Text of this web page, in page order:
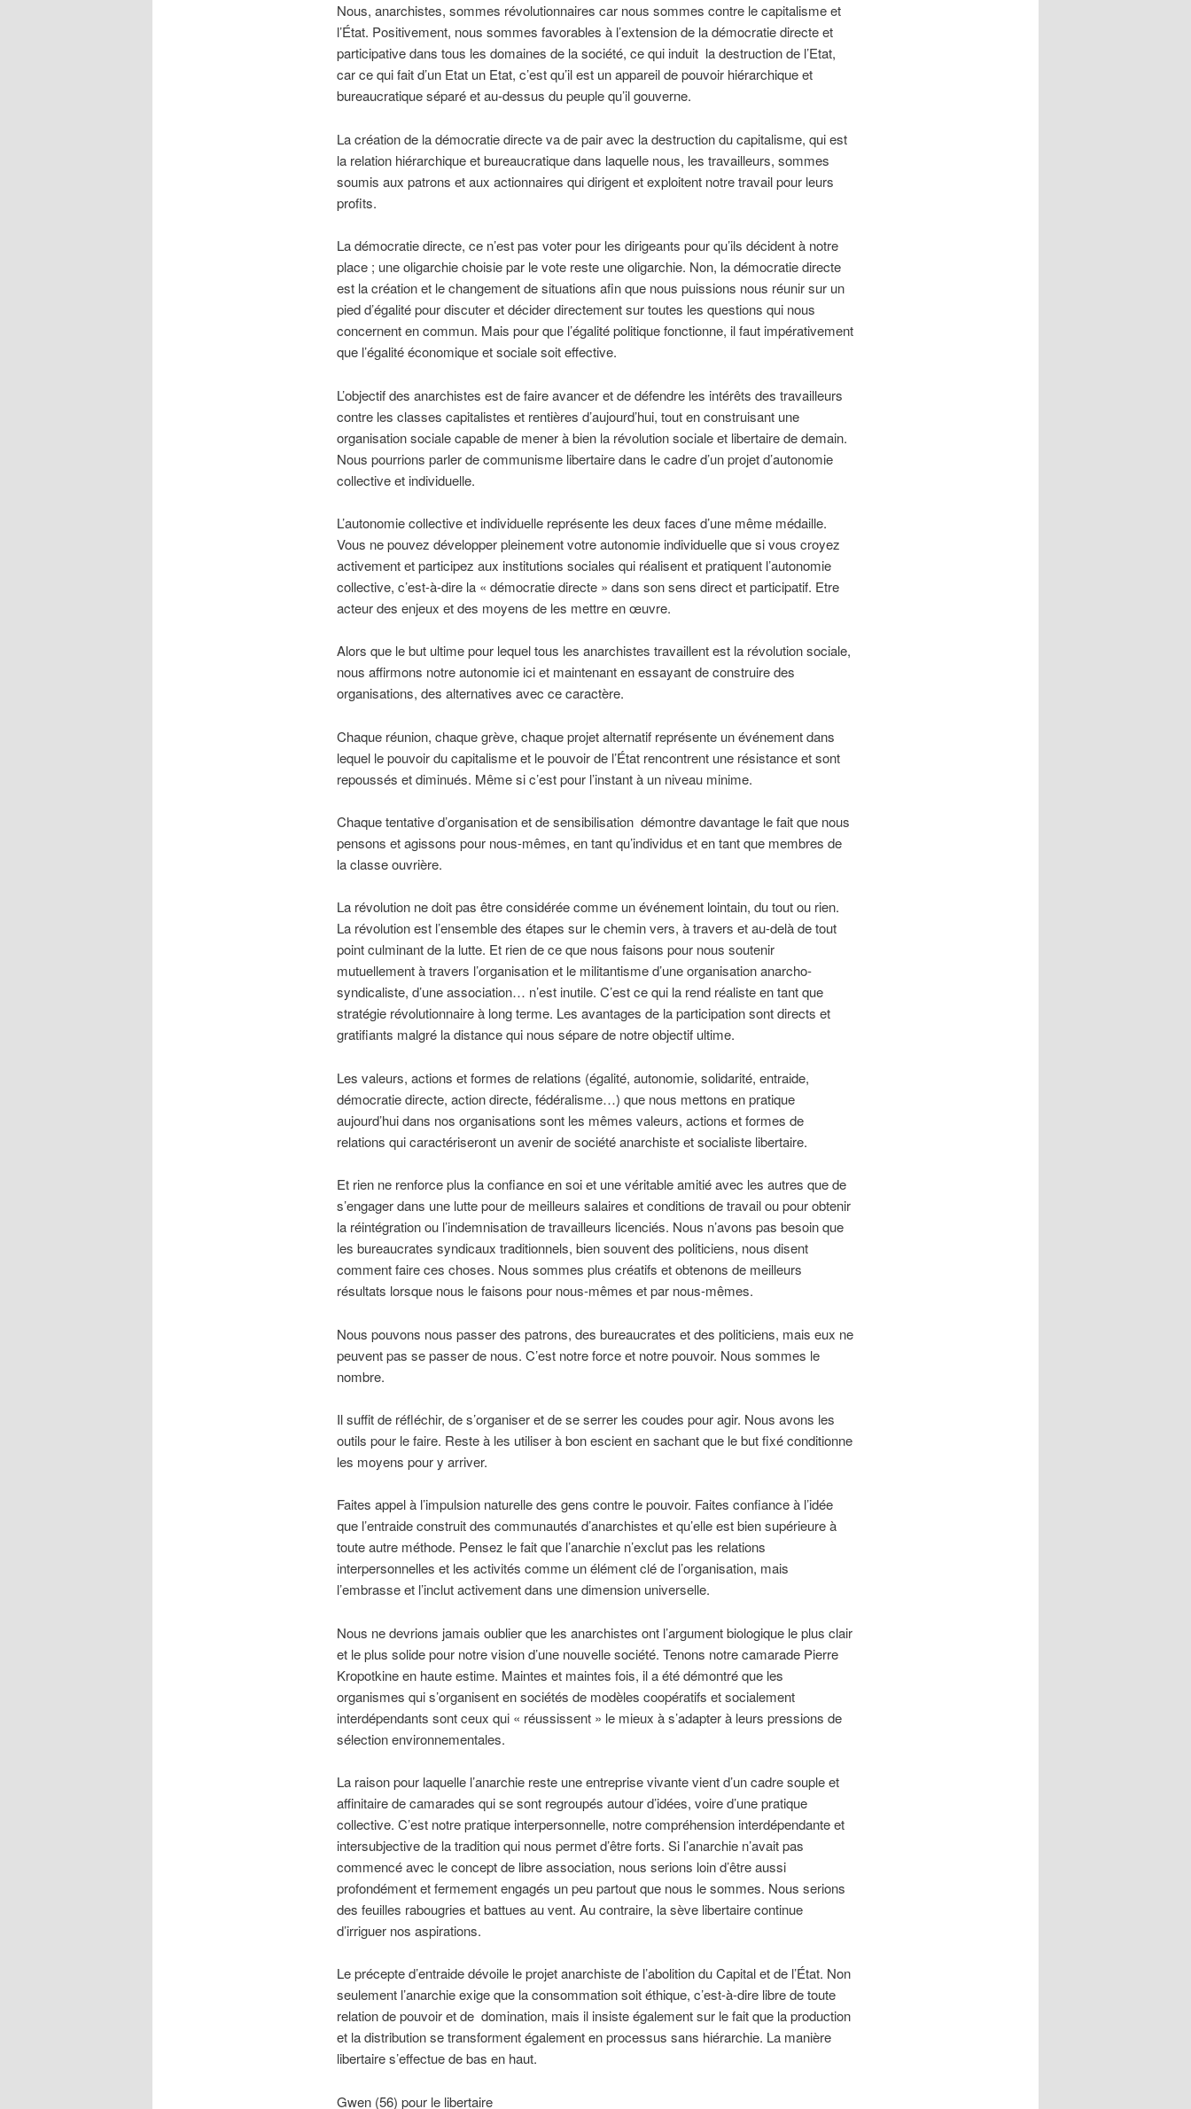
Nous, anarchistes, sommes révolutionnaires car nous sommes contre le capitalisme et
l’État. Positivement, nous sommes favorables à l’extension de la démocratie directe et
participative dans tous les domaines de la société, ce qui induit la destruction de l’Etat,
car ce qui fait d’un Etat un Etat, c’est qu’il est un appareil de pouvoir hiérarchique et
bureaucratique séparé et au-dessus du peuple qu’il gouverne.
La création de la démocratie directe va de pair avec la destruction du capitalisme, qui est
la relation hiérarchique et bureaucratique dans laquelle nous, les travailleurs, sommes
soumis aux patrons et aux actionnaires qui dirigent et exploitent notre travail pour leurs
profits.
La démocratie directe, ce n’est pas voter pour les dirigeants pour qu’ils décident à notre
place ; une oligarchie choisie par le vote reste une oligarchie. Non, la démocratie directe
est la création et le changement de situations afin que nous puissions nous réunir sur un
pied d’égalité pour discuter et décider directement sur toutes les questions qui nous
concernent en commun. Mais pour que l’égalité politique fonctionne, il faut impérativement
que l’égalité économique et sociale soit effective.
L’objectif des anarchistes est de faire avancer et de défendre les intérêts des travailleurs
contre les classes capitalistes et rentières d’aujourd’hui, tout en construisant une
organisation sociale capable de mener à bien la révolution sociale et libertaire de demain.
Nous pourrions parler de communisme libertaire dans le cadre d’un projet d’autonomie
collective et individuelle.
L’autonomie collective et individuelle représente les deux faces d’une même médaille.
Vous ne pouvez développer pleinement votre autonomie individuelle que si vous croyez
activement et participez aux institutions sociales qui réalisent et pratiquent l’autonomie
collective, c’est-à-dire la « démocratie directe » dans son sens direct et participatif. Etre
acteur des enjeux et des moyens de les mettre en œuvre.
Alors que le but ultime pour lequel tous les anarchistes travaillent est la révolution sociale,
nous affirmons notre autonomie ici et maintenant en essayant de construire des
organisations, des alternatives avec ce caractère.
Chaque réunion, chaque grève, chaque projet alternatif représente un événement dans
lequel le pouvoir du capitalisme et le pouvoir de l’État rencontrent une résistance et sont
repoussés et diminués. Même si c’est pour l’instant à un niveau minime.
Chaque tentative d’organisation et de sensibilisation démontre davantage le fait que nous
pensons et agissons pour nous-mêmes, en tant qu’individus et en tant que membres de
la classe ouvrière.
La révolution ne doit pas être considérée comme un événement lointain, du tout ou rien.
La révolution est l’ensemble des étapes sur le chemin vers, à travers et au-delà de tout
point culminant de la lutte. Et rien de ce que nous faisons pour nous soutenir
mutuellement à travers l’organisation et le militantisme d’une organisation anarcho-
syndicaliste, d’une association… n’est inutile. C’est ce qui la rend réaliste en tant que
stratégie révolutionnaire à long terme. Les avantages de la participation sont directs et
gratifiants malgré la distance qui nous sépare de notre objectif ultime.
Les valeurs, actions et formes de relations (égalité, autonomie, solidarité, entraide,
démocratie directe, action directe, fédéralisme…) que nous mettons en pratique
aujourd’hui dans nos organisations sont les mêmes valeurs, actions et formes de
relations qui caractériseront un avenir de société anarchiste et socialiste libertaire.
Et rien ne renforce plus la confiance en soi et une véritable amitié avec les autres que de
s’engager dans une lutte pour de meilleurs salaires et conditions de travail ou pour obtenir
la réintégration ou l’indemnisation de travailleurs licenciés. Nous n’avons pas besoin que
les bureaucrates syndicaux traditionnels, bien souvent des politiciens, nous disent
comment faire ces choses. Nous sommes plus créatifs et obtenons de meilleurs
résultats lorsque nous le faisons pour nous-mêmes et par nous-mêmes.
Nous pouvons nous passer des patrons, des bureaucrates et des politiciens, mais eux ne
peuvent pas se passer de nous. C’est notre force et notre pouvoir. Nous sommes le
nombre.
Il suffit de réfléchir, de s’organiser et de se serrer les coudes pour agir. Nous avons les
outils pour le faire. Reste à les utiliser à bon escient en sachant que le but fixé conditionne
les moyens pour y arriver.
Faites appel à l’impulsion naturelle des gens contre le pouvoir. Faites confiance à l’idée
que l’entraide construit des communautés d’anarchistes et qu’elle est bien supérieure à
toute autre méthode. Pensez le fait que l’anarchie n’exclut pas les relations
interpersonnelles et les activités comme un élément clé de l’organisation, mais
l’embrasse et l’inclut activement dans une dimension universelle.
Nous ne devrions jamais oublier que les anarchistes ont l’argument biologique le plus clair
et le plus solide pour notre vision d’une nouvelle société. Tenons notre camarade Pierre
Kropotkine en haute estime. Maintes et maintes fois, il a été démontré que les
organismes qui s’organisent en sociétés de modèles coopératifs et socialement
interdépendants sont ceux qui « réussissent » le mieux à s’adapter à leurs pressions de
sélection environnementales.
La raison pour laquelle l’anarchie reste une entreprise vivante vient d’un cadre souple et
affinitaire de camarades qui se sont regroupés autour d’idées, voire d’une pratique
collective. C’est notre pratique interpersonnelle, notre compréhension interdépendante et
intersubjective de la tradition qui nous permet d’être forts. Si l’anarchie n’avait pas
commencé avec le concept de libre association, nous serions loin d’être aussi
profondément et fermement engagés un peu partout que nous le sommes. Nous serions
des feuilles rabougries et battues au vent. Au contraire, la sève libertaire continue
d’irriguer nos aspirations.
Le précepte d’entraide dévoile le projet anarchiste de l’abolition du Capital et de l’État. Non
seulement l’anarchie exige que la consommation soit éthique, c’est-à-dire libre de toute
relation de pouvoir et de domination, mais il insiste également sur le fait que la production
et la distribution se transforment également en processus sans hiérarchie. La manière
libertaire s’effectue de bas en haut.
Gwen (56) pour le libertaire